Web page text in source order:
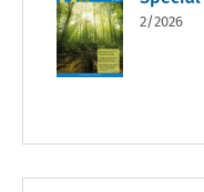
2/2026